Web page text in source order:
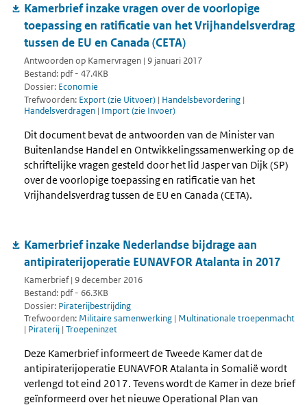
Kamerbrief inzake vragen over de voorlopige
toepassing en ratificatie van het Vrijhandelsverdrag
tussen de EU en Canada (CETA)
Antwoorden op Kamervragen | 9 januari 2017
Bestand: pdf - 47.4KB
Dossier: Economie
Trefwoorden: Export (zie Uitvoer) | Handelsbevordering |
Handelsverdragen | Import (zie Invoer)
Dit document bevat de antwoorden van de Minister van
Buitenlandse Handel en Ontwikkelingssamenwerking op de
schriftelijke vragen gesteld door het lid Jasper van Dijk (SP)
over de voorlopige toepassing en ratificatie van het
Vrijhandelsverdrag tussen de EU en Canada (CETA).
Kamerbrief inzake Nederlandse bijdrage aan
antipiraterijoperatie EUNAVFOR Atalanta in 2017
Kamerbrief | 9 december 2016
Bestand: pdf - 66.3KB
Dossier: Piraterijbestrijding
Trefwoorden: Militaire samenwerking | Multinationale troepenmacht
| Piraterij | Troepeninzet
Deze Kamerbrief informeert de Tweede Kamer dat de
antipiraterijoperatie EUNAVFOR Atalanta in Somalië wordt
verlengd tot eind 2017. Tevens wordt de Kamer in deze brief
geïnformeerd over het nieuwe Operational Plan van